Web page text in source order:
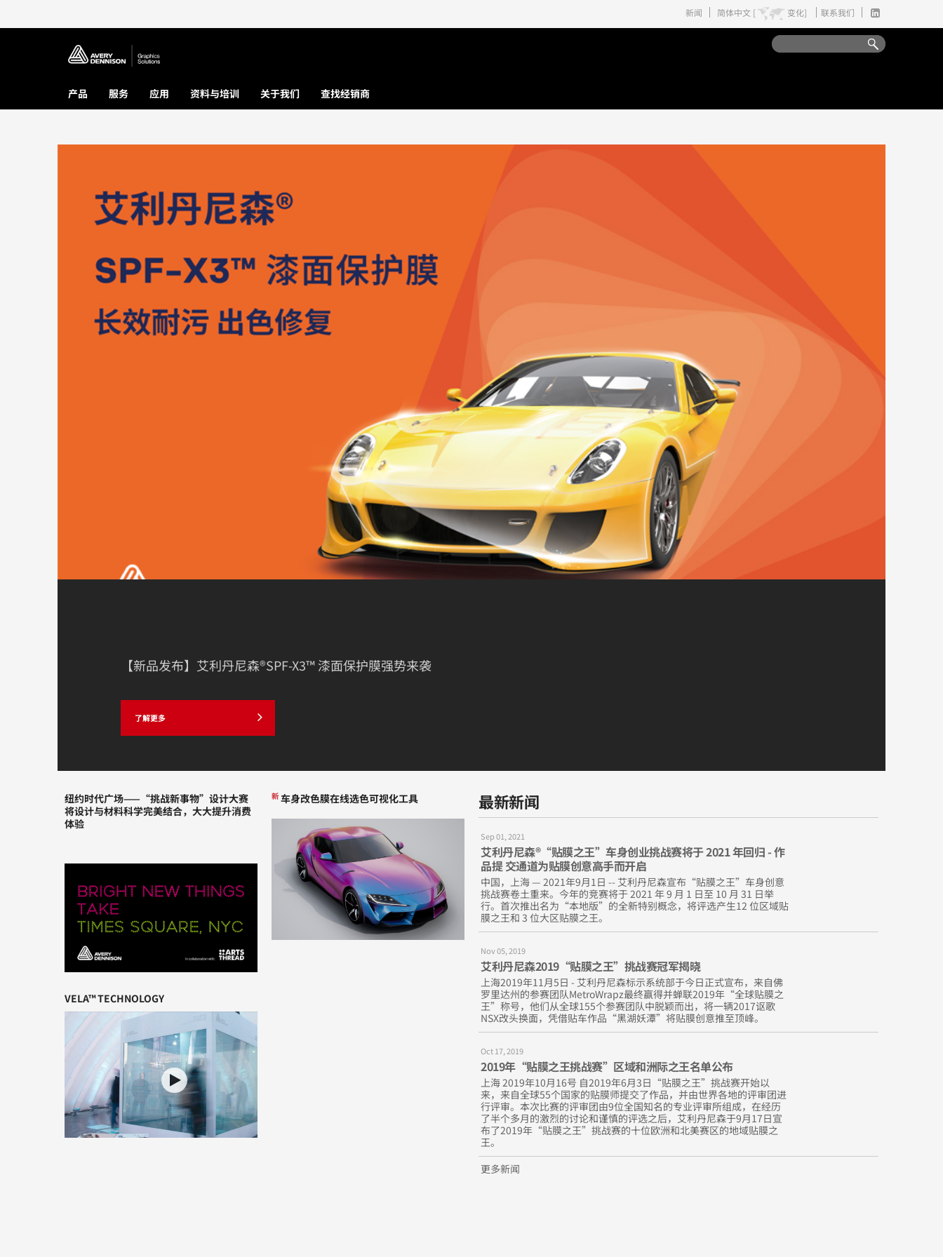
新闻 简体中文 [ 变化] 联系我们
产品 服务 应用 资料与培训 关于我们 查找经销商
【新品发布】艾利丹尼森®SPF-X3™ 漆面保护膜强势来袭
了解更多
纽约时代广场——“挑战新事物”设计大赛
将设计与材料科学完美结合，大大提升消费
体验
VELA™TECHNOLOGY
新 车身改色膜在线选色可视化工具 最新新闻
Sep 01, 2021
艾利丹尼森®“贴膜之王”车身创业挑战赛将于 2021 年回归 - 作
品提 交通道为贴膜创意高手而开启
中国，上海 — 2021年9月1日 -- 艾利丹尼森宣布“贴膜之王”车身创意
挑战赛卷土重来。今年的竞赛将于 2021 年 9 月 1 日至 10 月 31 日举
行。首次推出名为“本地版”的全新特别概念，将评选产生12 位区域贴
膜之王和 3 位大区贴膜之王。
Nov 05, 2019
艾利丹尼森2019“贴膜之王”挑战赛冠军揭晓
上海2019年11月5日 - 艾利丹尼森标示系统部于今日正式宣布，来自佛
罗里达州的参赛团队MetroWrapz最终赢得并蝉联2019年“全球贴膜之
王”称号，他们从全球155个参赛团队中脱颖而出，将一辆2017讴歌
NSX改头换面，凭借贴车作品“黑湖妖潭”将贴膜创意推至顶峰。
Oct 17, 2019
2019年“贴膜之王挑战赛”区域和洲际之王名单公布
上海 2019年10月16号 自2019年6月3日“贴膜之王”挑战赛开始以
来，来自全球55个国家的贴膜师提交了作品，并由世界各地的评审团进
行评审。本次比赛的评审团由9位全国知名的专业评审所组成，在经历
了半个多月的激烈的讨论和谨慎的评选之后，艾利丹尼森于9月17日宣
布了2019年“贴膜之王”挑战赛的十位欧洲和北美赛区的地域贴膜之
王。
更多新闻